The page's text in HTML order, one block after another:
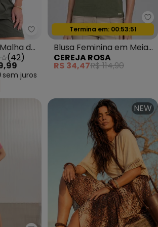
Quintess - Blusa Preta em
de
(42)
sem juros
Oferta relâmpago
Termina em: 00:53:49
Blusa Feminina em Meia
Malha com Retilínea
Verde
CEREJA ROSA
R$ 34,47R$ 114,90
NEW